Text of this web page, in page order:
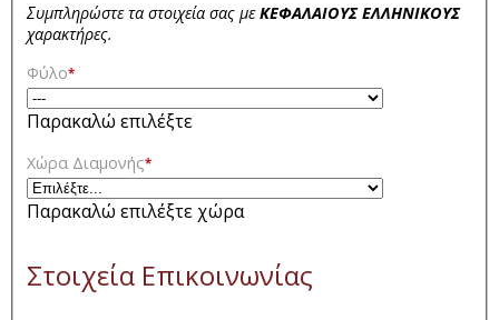
Συμπληρώστε τα στοιχεία σας μεΚΕΦΑΛΑΙΟΥΣ ΕΛΛΗΝΙΚΟΥΣ
χαρακτήρες.
Φύλο*
Παρακαλώ επιλέξτε
Χώρα Διαμονής*
Παρακαλώ επιλέξτε χώρα
Στοιχεία Επικοινωνίας